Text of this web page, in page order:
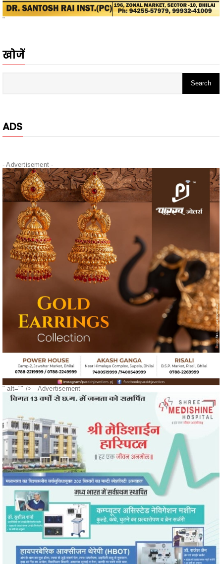
- Advertisement -
" alt="" />- Advertisement -